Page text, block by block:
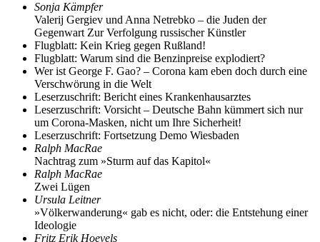
Sonja Kämpfer
Valerij Gergiev und Anna Netrebko – die Juden der
Gegenwart Zur Verfolgung russischer Künstler
Flugblatt: Kein Krieg gegen Rußland!
Flugblatt: Warum sind die Benzinpreise explodiert?
Wer ist George F. Gao? – Corona kam eben doch durch eine
Verschwörung in die Welt
Leserzuschrift: Bericht eines Krankenhausarztes
Leserzuschrift: Vorsicht – Deutsche Bahn kümmert sich nur
um Corona-Masken, nicht um Ihre Sicherheit!
Leserzuschrift: Fortsetzung Demo Wiesbaden
Ralph MacRae
Nachtrag zum »Sturm auf das Kapitol«
Ralph MacRae
Zwei Lügen
Ursula Leitner
»Völkerwanderung« gab es nicht, oder: die Entstehung einer
Ideologie
Fritz Erik Hoevels